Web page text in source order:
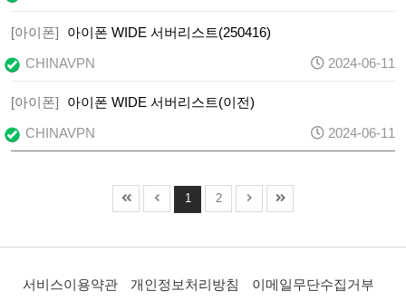
[아이폰]
아이폰 WIDE 서버리스트(250416)
CHINAVPN
2024-06-11
[아이폰]
아이폰 WIDE 서버리스트(이전)
CHINAVPN
2024-06-11
1 2
서비스이용약관 개인정보처리방침
이메일무단수집거부